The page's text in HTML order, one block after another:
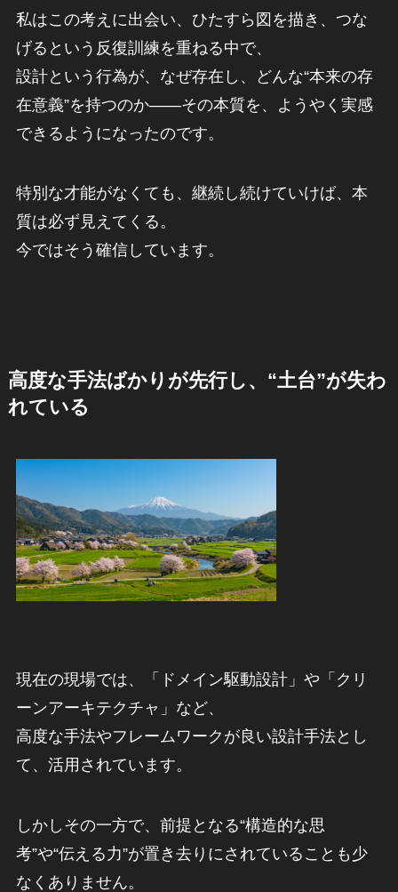
私はこの考えに出会い、ひたすら図を描き、つな
げるという反復訓練を重ねる中で、
設計という行為が、なぜ存在し、どんな“本来の存
在意義”を持つのか――その本質を、ようやく実感
できるようになったのです。
特別な才能がなくても、継続し続けていけば、本
質は必ず見えてくる。
今ではそう確信しています。
高度な手法ばかりが先行し、“土台”が失わ
れている
現在の現場では、「ドメイン駆動設計」や「クリ
ーンアーキテクチャ」など、
高度な手法やフレームワークが良い設計手法とし
て、活用されています。
しかしその一方で、前提となる“構造的な思
考”や“伝える力”が置き去りにされていることも少
なくありません。